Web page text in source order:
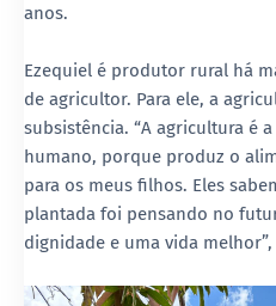
anos.
Ezequiel é produtor rural há
de agricultor. Para ele, a
subsistência. “A agricultura é
humano, porque produz o
para os meus filhos. Eles
plantada foi pensando no
dignidade e uma vida